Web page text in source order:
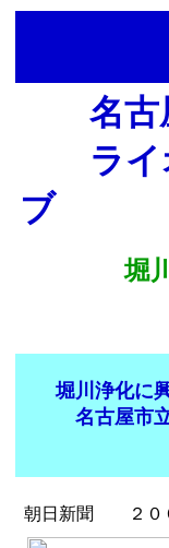
名古
ライ
ブ
堀
堀川浄化に興
名古屋市立八
朝日新聞 ２０